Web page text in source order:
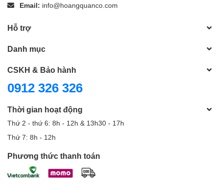
Email: info@hoangquanco.com
Hỗ trợ
Danh mục
CSKH & Bảo hành
0912 326 326
Thời gian hoạt động
Thứ 2 - thứ 6: 8h - 12h & 13h30 - 17h
Thứ 7: 8h - 12h
Phương thức thanh toán